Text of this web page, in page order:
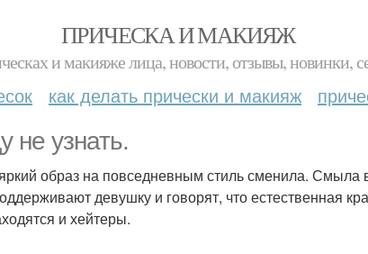
ПРИЧЕСКА И МАКИЯЖ
и макияже лица, новости, отзывы, новинки,
как делать прически и макияж
не узнать.
образ на повседневным стиль сменила. Смыла
девушку и говорят, что естественная
и хейтеры.